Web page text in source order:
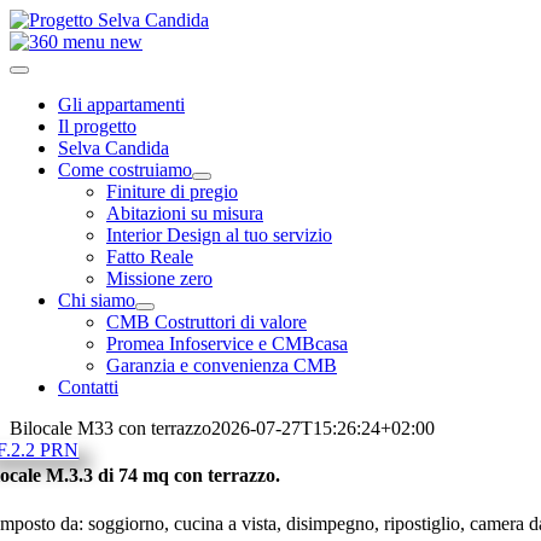
Salta
al
contenuto
Toggle
NavigationGli appartamenti
Il progetto
Selva Candida
Come costruiamo
Finiture di pregio
Abitazioni su misura
Interior Design al tuo servizio
Fatto Reale
Missione zero
Chi siamo
CMB Costruttori di valore
Promea Infoservice e CMBcasa
Garanzia e convenienza CMB
Contatti
Bilocale M33 con terrazzo2026-07-27T15:26:24+02:00
M.3.3 di 74 mq con terrazzo.
da: soggiorno, cucina a vista, disimpegno, ripostiglio, camera